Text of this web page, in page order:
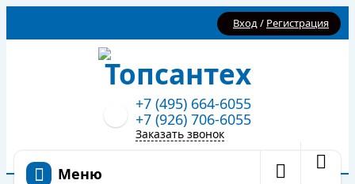
Вход/ Регистрация
+7 (495) 664-6055
+7 (926) 706-6055
Заказать звонок
Меню